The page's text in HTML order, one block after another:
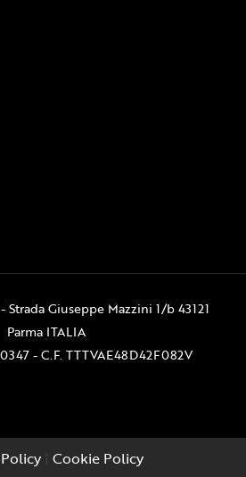
Strada Giuseppe Mazzini 1/b 43121
Parma ITALIA
- C.F. TTTVAE48D42F082V
| Cookie Policy